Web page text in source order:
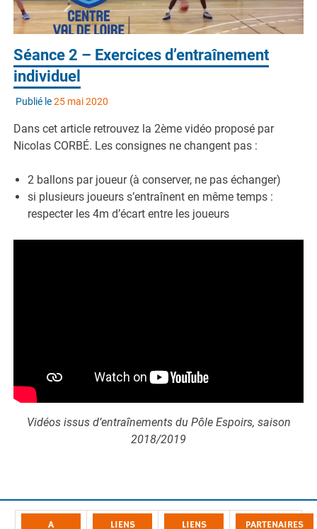
Séance 2 – Exercices d’entraînement
individuel
Publié le25 mai 2020
Dans cet article retrouvez la 2ème vidéo proposé par
Nicolas CORBÉ. Les consignes ne changent pas :
2 ballons par joueur (à conserver, ne pas échanger)
si plusieurs joueurs s’entraînent en même temps :
respecter les 4m d’écart entre les joueurs
Vidéos issus d’entraînements du Pôle Espoirs, saison
2018/2019
A
LIENS
LIENS
PARTENAIRES